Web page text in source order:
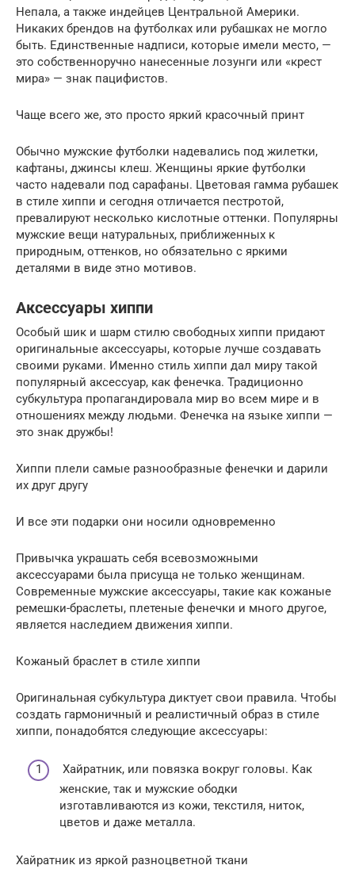
Непала, а также индейцев Центральной Америки.
Никаких брендов на футболках или рубашках не могло
быть. Единственные надписи, которые имели место, —
это собственноручно нанесенные лозунги или «крест
мира» — знак пацифистов.
Чаще всего же, это просто яркий красочный принт
Обычно мужские футболки надевались под жилетки,
кафтаны, джинсы клеш. Женщины яркие футболки
часто надевали под сарафаны. Цветовая гамма рубашек
в стиле хиппи и сегодня отличается пестротой,
превалируют несколько кислотные оттенки. Популярны
мужские вещи натуральных, приближенных к
природным, оттенков, но обязательно с яркими
деталями в виде этно мотивов.
Аксессуары хиппи
Особый шик и шарм стилю свободных хиппи придают
оригинальные аксессуары, которые лучше создавать
своими руками. Именно стиль хиппи дал миру такой
популярный аксессуар, как фенечка. Традиционно
субкультура пропагандировала мир во всем мире и в
отношениях между людьми. Фенечка на языке хиппи —
это знак дружбы!
Хиппи плели самые разнообразные фенечки и дарили
их друг другу
И все эти подарки они носили одновременно
Привычка украшать себя всевозможными
аксессуарами была присуща не только женщинам.
Современные мужские аксессуары, такие как кожаные
ремешки-браслеты, плетеные фенечки и много другое,
является наследием движения хиппи.
Кожаный браслет в стиле хиппи
Оригинальная субкультура диктует свои правила. Чтобы
создать гармоничный и реалистичный образ в стиле
хиппи, понадобятся следующие аксессуары:
Хайратник, или повязка вокруг головы. Как
женские, так и мужские ободки
изготавливаются из кожи, текстиля, ниток,
цветов и даже металла.
Хайратник из яркой разноцветной ткани